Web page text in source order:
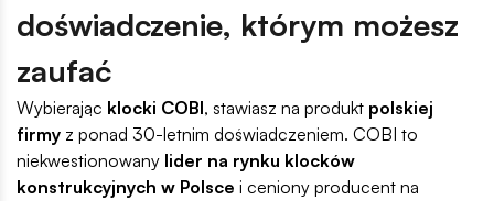
doświadczenie, którym możesz
zaufać
Wybierając klocki COBI, stawiasz na produkt polskiej
firmy z ponad 30-letnim doświadczeniem. COBI to
niekwestionowany lider na rynku klocków
konstrukcyjnych w Polsce i ceniony producent na